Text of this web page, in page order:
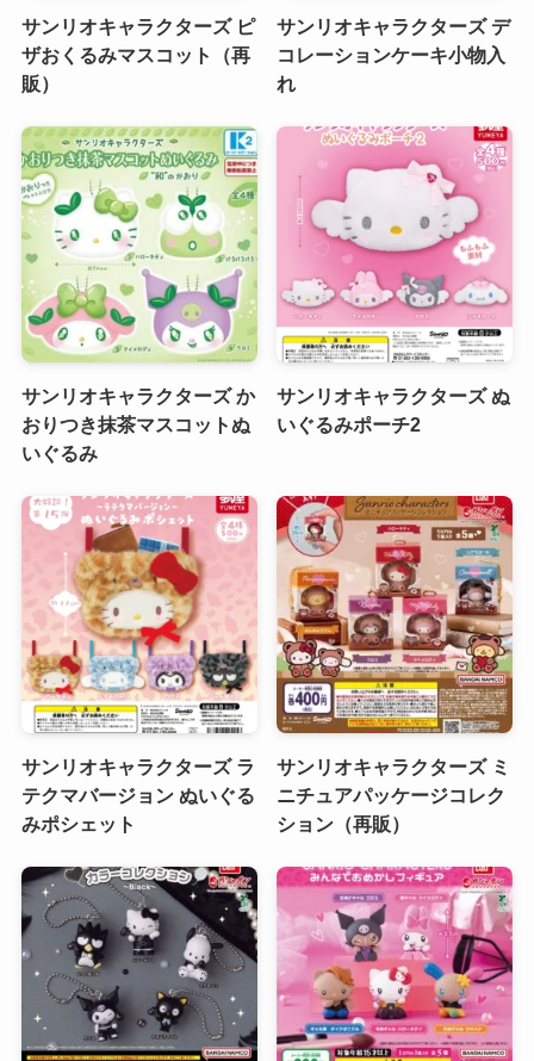
サンリオキャラクターズ ピ
ザおくるみマスコット（再
販）
サンリオキャラクターズ デ
コレーションケーキ小物入
れ
サンリオキャラクターズ か
おりつき抹茶マスコットぬ
いぐるみ
サンリオキャラクターズ ぬ
いぐるみポーチ2
サンリオキャラクターズ ラ
テクマバージョン ぬいぐる
みポシェット
サンリオキャラクターズ ミ
ニチュアパッケージコレク
ション（再販）